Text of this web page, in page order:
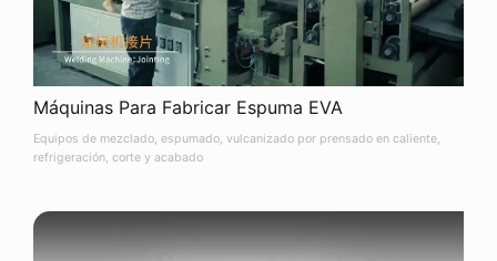
Máquinas Para Fabricar Espuma EVA
Equipos de mezclado, espumado, vulcanizado por prensado en caliente,
refrigeración, corte y acabado